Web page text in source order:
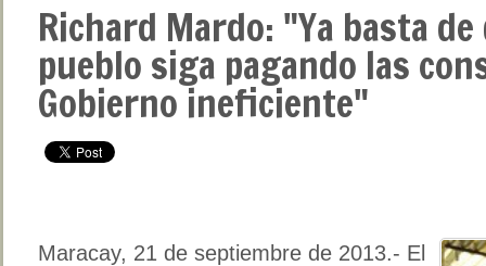
Richard Mardo: "Ya basta
pueblo siga pagando las
Gobierno ineficiente"
Maracay, 21 de septiembre de 2013.- El